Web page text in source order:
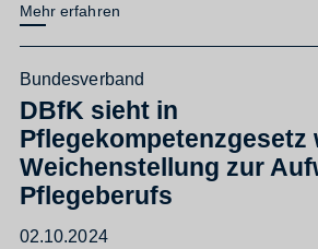
Mehr erfahren
Bundesverband
DBfK sieht in
Pflegekompetenzgesetz
Weichenstellung zur
Pflegeberufs
02.10.2024